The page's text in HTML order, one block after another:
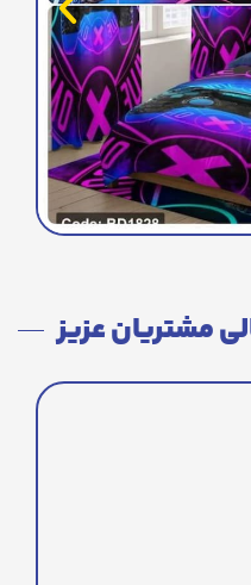
مشتریان عزیز